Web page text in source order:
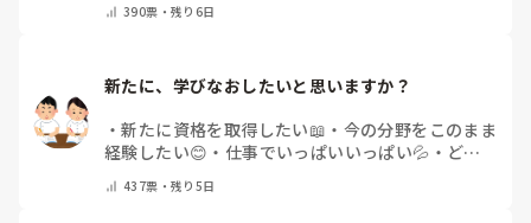
390票・残り6日
新たに、学びなおしたいと思いますか？
・新たに資格を取得したい📖 ・ 今の分野をこのまま
経験したい😊 ・ 仕事でいっぱいいっぱい💦 ・ どん
教えてください）
437票・残り5日